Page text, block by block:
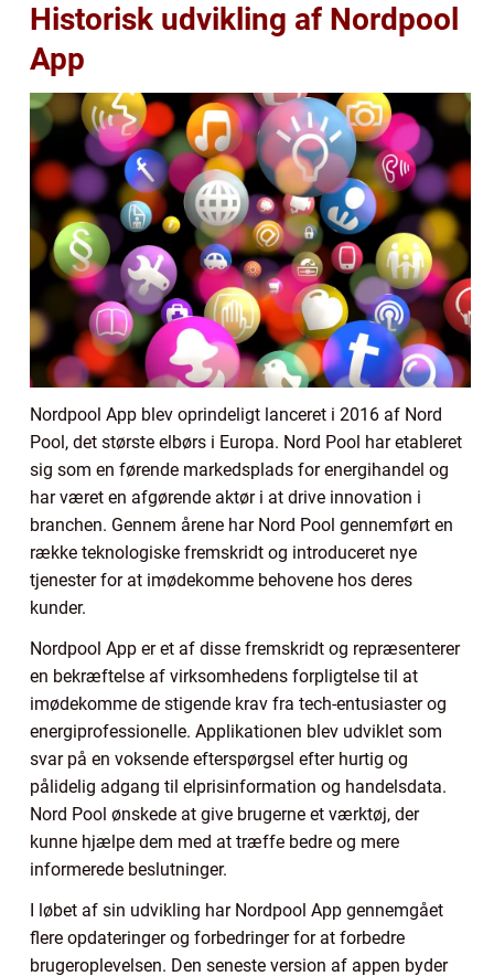
Historisk udvikling af Nordpool
App
Nordpool App blev oprindeligt lanceret i 2016 af Nord
Pool, det største elbørs i Europa. Nord Pool har etableret
sig som en førende markedsplads for energihandel og
har været en afgørende aktør i at drive innovation i
branchen. Gennem årene har Nord Pool gennemført en
række teknologiske fremskridt og introduceret nye
tjenester for at imødekomme behovene hos deres
kunder.
Nordpool App er et af disse fremskridt og repræsenterer
en bekræftelse af virksomhedens forpligtelse til at
imødekomme de stigende krav fra tech-entusiaster og
energiprofessionelle. Applikationen blev udviklet som
svar på en voksende efterspørgsel efter hurtig og
pålidelig adgang til elprisinformation og handelsdata.
Nord Pool ønskede at give brugerne et værktøj, der
kunne hjælpe dem med at træffe bedre og mere
informerede beslutninger.
I løbet af sin udvikling har Nordpool App gennemgået
flere opdateringer og forbedringer for at forbedre
brugeroplevelsen. Den seneste version af appen byder